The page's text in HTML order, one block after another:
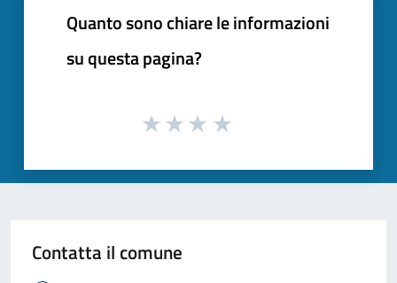
Quanto sono chiare le informazioni
su questa pagina?
Contatta il comune